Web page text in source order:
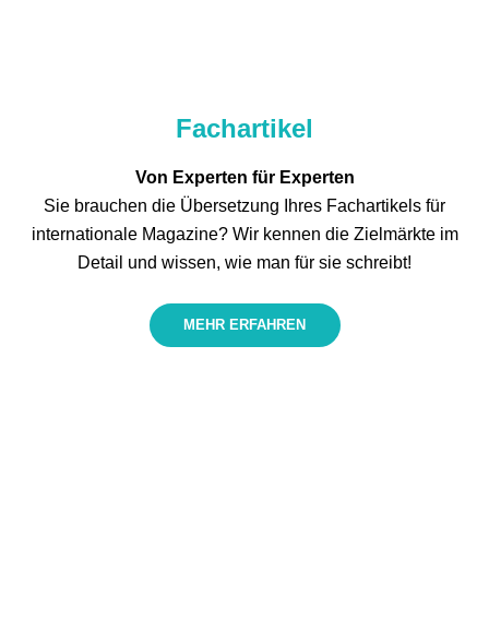
Fachartikel
Von Experten für Experten
Sie brauchen die Übersetzung Ihres Fachartikels für
internationale Magazine? Wir kennen die Zielmärkte im
Detail und wissen, wie man für sie schreibt!
MEHR ERFAHREN